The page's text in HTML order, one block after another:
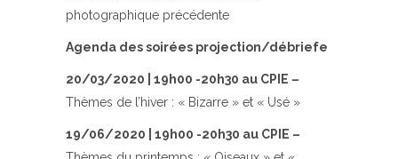
photographique précédente
Agenda des soirées projection/débriefe
20/03/2020 | 19h00 -20h30 au CPIE –
Thèmes de l’hiver : « Bizarre » et « Usé »
19/06/2020 | 19h00 -20h30 au CPIE –